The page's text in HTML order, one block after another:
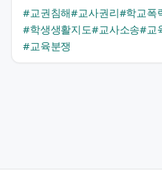
#교권침해#교사권리#학교폭
#학생생활지도#교사소송#교
#교육분쟁